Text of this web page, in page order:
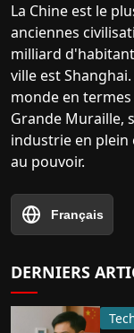
La Chine est le
anciennes
milliard
ville est
monde en termes
Grande Muraille,
industrie en plein
au pouvoir.
Français
DERNIERS